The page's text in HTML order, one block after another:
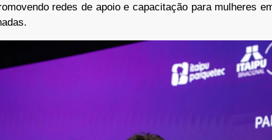
redes de apoio e capacitação para mulheres